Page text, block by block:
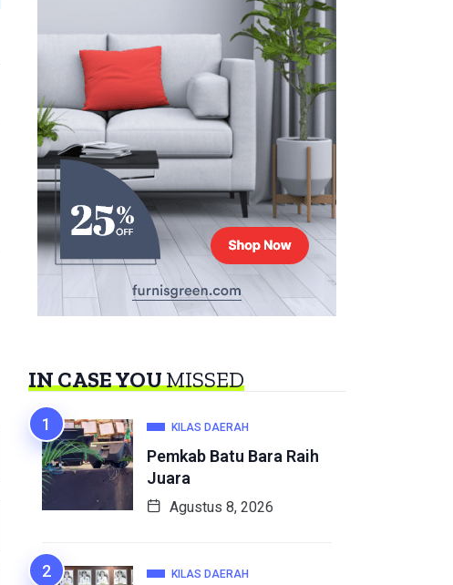
IN CASE YOUMISSED
KILAS DAERAH
Pemkab Batu Bara Raih
Juara
Agustus 8, 2026
KILAS DAERAH